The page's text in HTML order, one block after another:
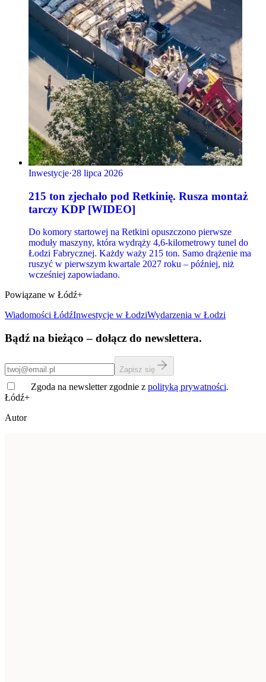
Inwestycje·28 lipca 2026
215 ton zjechało pod Retkinię. Rusza montaż
tarczy KDP [WIDEO]
Do komory startowej na Retkini opuszczono pierwsze
moduły maszyny, która wydrąży 4,6-kilometrowy tunel do
Łodzi Fabrycznej. Każdy waży 215 ton. Samo drążenie ma
ruszyć w pierwszym kwartale 2027 roku – później, niż
wcześniej zapowiadano.
Powiązane w Łódź+
Wiadomości ŁódźInwestycje w ŁodziWydarzenia w Łodzi
Bądź na bieżąco – dołącz do newslettera.
Zapisz się
Zgoda na newsletter zgodnie z polityką prywatności.
Łódź+
Autor